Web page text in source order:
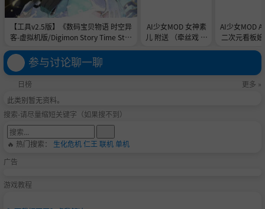
【工具v2.5版】《数码宝贝物语 时空异
客-虚拟机版/Digimon Story Time Stra
官中免安装-简中31.1GB
AI少女MOD 女神素
儿 附送 （牵丝戏 舞
AI少女MOD A
二次元看板
参与讨论聊一聊
日榜
更多 »
此类别暂无资料。
搜索-请尽量缩短关键字（如果搜不到）
🔥 热门搜索： 生化危机仁王 联机单机
广告
游戏教程